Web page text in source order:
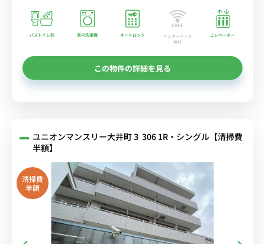
バストイレ別 室内洗濯機 オートロック
インターネット
無料
エレベーター
この物件の詳細を見る
ユニオンマンスリー大井町３ 306 1R・シングル【清掃費
半額】
清掃費
半額